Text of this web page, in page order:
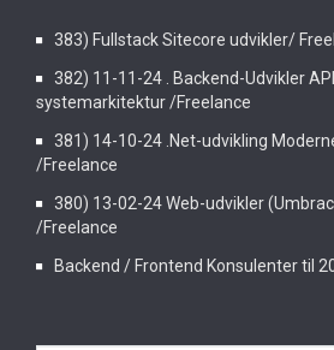
383) Fullstack Sitecore udvikler/
382) 11-11-24 . Backend-Udvikler
systemarkitektur /Freelance
381) 14-10-24 .Net-udvikling
/Freelance
380) 13-02-24 Web-udvikler
/Freelance
Backend / Frontend Konsulenter til